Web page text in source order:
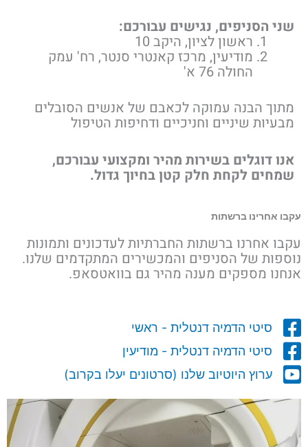
שני הסניפים, נגישים עבורכם:
ראשון לציון, היקב 10
מודיעין, מרכז קאנטרי סנטר, רח' עמק
החולה 76 א'
מתוך הבנה עמוקה לכאבם של אנשים הסובלים
מבעיות שיניים וחניכיים ודחיפות הטיפול
אנו דוגלים בשירות מהיר ומקצועי עבורכם,
שמחים לקחת חלק קטן בחיוך גדול.
עקבו אחרינו ברשתות
עקבו אחרנו ברשתות החברתיות לעדכונים ותמונות
נוספות של הסניפים והמכשירים המתקדמים שלנו.
אנחנו מספקים מענה מהיר גם בוואטסאפ.
סיטי הדמיה דנטלית - ראשי
סיטי הדמיה דנטלית - מודיעין
ערוץ היוטיוב שלנו (סרטונים יעלו בקרוב)